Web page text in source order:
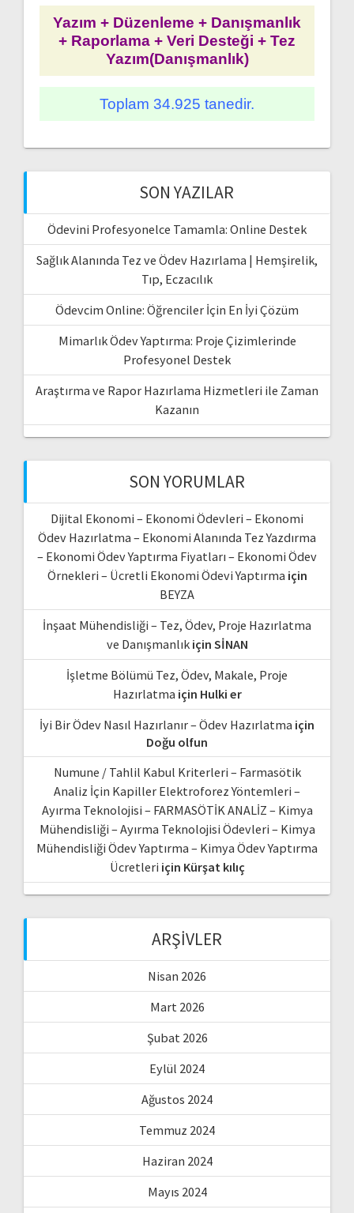
Yazım + Düzenleme + Danışmanlık
+ Raporlama + Veri Desteği + Tez
Yazım(Danışmanlık)
Toplam 34.925 tanedir.
SON YAZILAR
Ödevini Profesyonelce Tamamla: Online Destek
Sağlık Alanında Tez ve Ödev Hazırlama | Hemşirelik,
Tıp, Eczacılık
Ödevcim Online: Öğrenciler İçin En İyi Çözüm
Mimarlık Ödev Yaptırma: Proje Çizimlerinde
Profesyonel Destek
Araştırma ve Rapor Hazırlama Hizmetleri ile Zaman
Kazanın
SON YORUMLAR
Dijital Ekonomi – Ekonomi Ödevleri – Ekonomi
Ödev Hazırlatma – Ekonomi Alanında Tez Yazdırma
– Ekonomi Ödev Yaptırma Fiyatları – Ekonomi Ödev
Örnekleri – Ücretli Ekonomi Ödevi Yaptırma için
BEYZA
İnşaat Mühendisliği – Tez, Ödev, Proje Hazırlatma
ve Danışmanlıkiçin SİNAN
İşletme Bölümü Tez, Ödev, Makale, Proje
Hazırlatma için Hulki er
İyi Bir Ödev Nasıl Hazırlanır – Ödev Hazırlatma için
Doğu olfun
Numune / Tahlil Kabul Kriterleri – Farmasötik
Analiz İçin Kapiller Elektroforez Yöntemleri –
Ayırma Teknolojisi – FARMASÖTİK ANALİZ – Kimya
Mühendisliği – Ayırma Teknolojisi Ödevleri – Kimya
Mühendisliği Ödev Yaptırma – Kimya Ödev Yaptırma
Ücretleri için Kürşat kılıç
ARŞIVLER
Nisan 2026
Mart 2026
Şubat 2026
Eylül 2024
Ağustos 2024
Temmuz 2024
Haziran 2024
Mayıs 2024